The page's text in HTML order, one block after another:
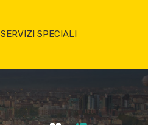
I SERVIZI SPECIALI